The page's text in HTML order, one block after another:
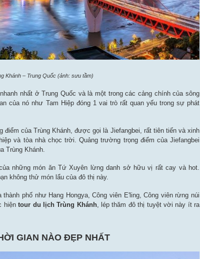
Khánh – Trung Quốc (ảnh: sưu tầm)
nhất ở Trung Quốc và là một trong các cảng chính của sông
của nó như Tam Hiệp đóng 1 vai trò rất quan yếu trong sự phát
điểm của Trùng Khánh, được gọi là Jiefangbei, rất tiên tiến và xinh
và tòa nhà chọc trời. Quảng trường trọng điểm của Jiefangbei
Trùng Khánh.
những món ăn Tứ Xuyên lừng danh sở hữu vị rất cay và hot.
không thử món lẩu của đô thị này.
phố như Hang Hongya, Công viên E'ling, Công viên rừng núi
hiện tour du lịch Trùng Khánh, lép thăm đô thị tuyệt vời này ít ra
GIAN NÀO ĐẸP NHẤT